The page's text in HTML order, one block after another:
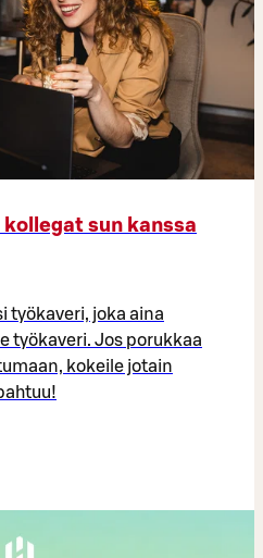
sun kanssa
työkaveri, joka aina
työkaveri. Jos porukkaa
kokeile jotain